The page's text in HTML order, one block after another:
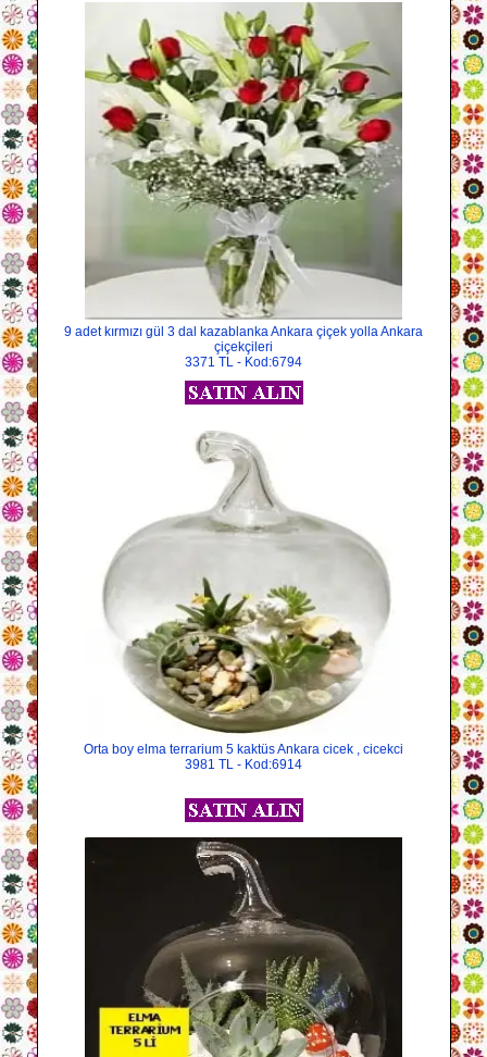
9 adet kırmızı gül 3 dal kazablanka Ankara çiçek yolla Ankara
çiçekçileri
3371 TL - Kod:6794
Orta boy elma terrarium 5 kaktüs Ankara cicek , cicekci
3981 TL - Kod:6914